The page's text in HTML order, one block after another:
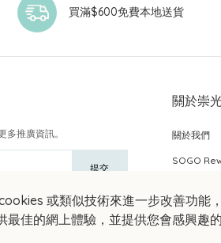
或類似技術來進一步改善功能
最佳的網上體驗，並提供您會感興趣
買滿$600免費本地送貨
多推廣資訊。
提交
關於崇
關於我們
SOGO